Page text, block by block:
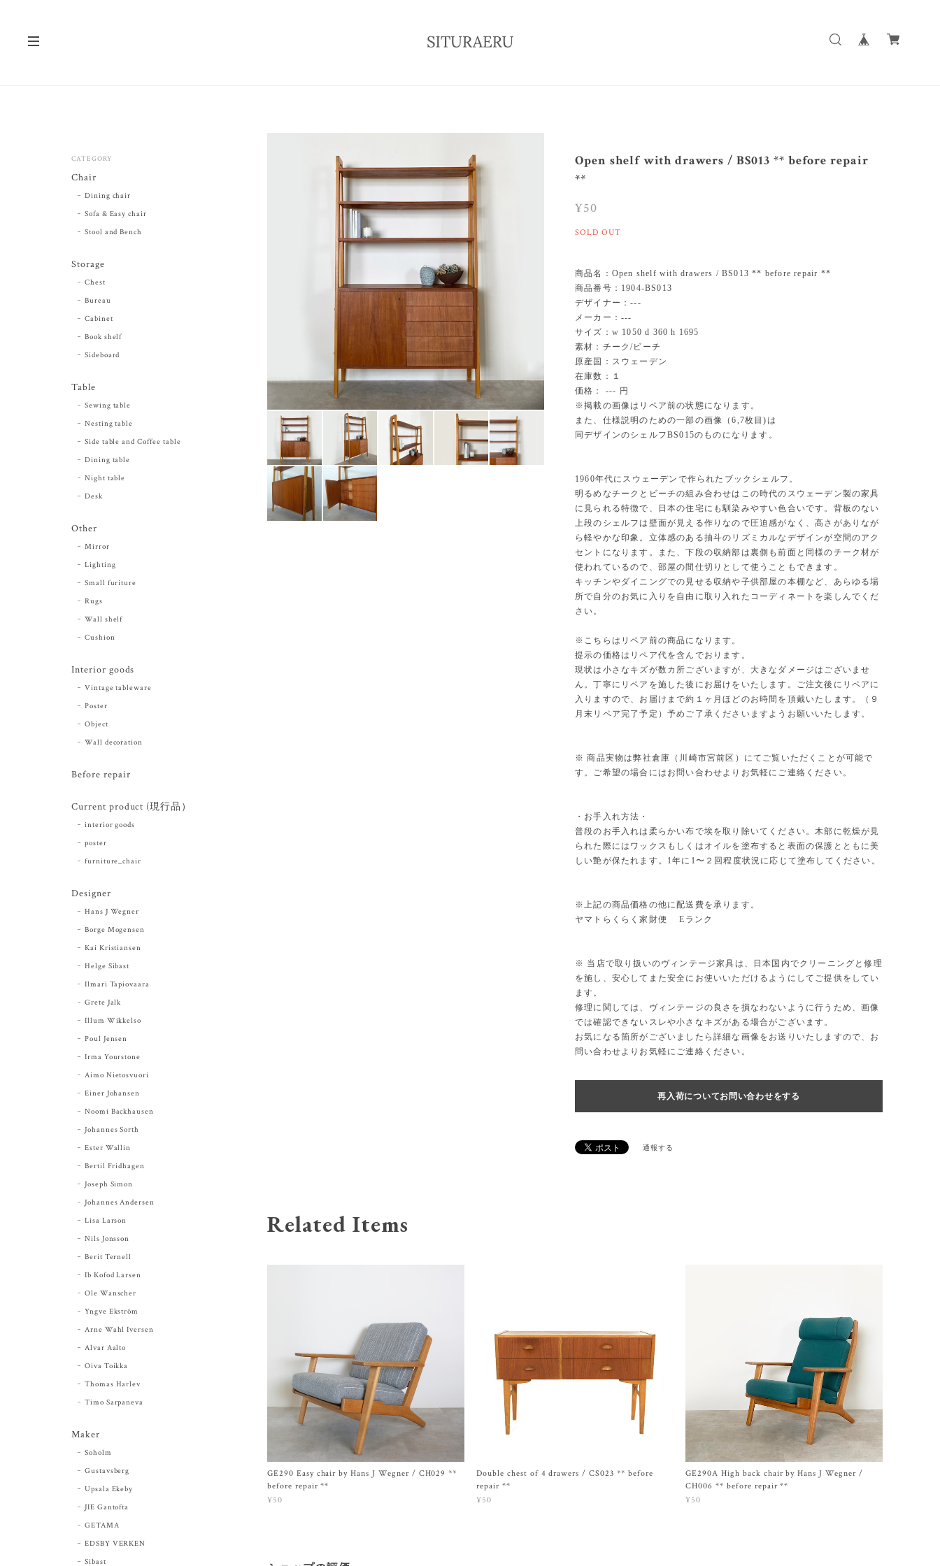
Open shelf with drawers / BS013 ** before repair
**
¥50
SOLD OUT
商品名：Open shelf with drawers / BS013 ** before repair **
商品番号：1904-BS013
デザイナー：---
メーカー：---
サイズ：w 1050 d 360 h 1695
素材：チーク/ビーチ
原産国：スウェーデン
在庫数：１
価格： --- 円
※掲載の画像はリペア前の状態になります。
また、仕様説明のための一部の画像（6,7枚目)は
同デザインのシェルフBS015のものになります。
1960年代にスウェーデンで作られたブックシェルフ。
明るめなチークとビーチの組み合わせはこの時代のスウェーデン製の家具
に見られる特徴で、日本の住宅にも馴染みやすい色合いです。背板のない
上段のシェルフは壁面が見える作りなので圧迫感がなく、高さがありなが
ら軽やかな印象。立体感のある抽斗のリズミカルなデザインが空間のアク
セントになります。また、下段の収納部は裏側も前面と同様のチーク材が
使われているので、部屋の間仕切りとして使うこともできます。
キッチンやダイニングでの見せる収納や子供部屋の本棚など、あらゆる場
所で自分のお気に入りを自由に取り入れたコーディネートを楽しんでくだ
さい。
※こちらはリペア前の商品になります。
提示の価格はリペア代を含んでおります。
現状は小さなキズが数カ所ございますが、大きなダメージはございませ
ん。丁寧にリペアを施した後にお届けをいたします。ご注文後にリペアに
入りますので、お届けまで約１ヶ月ほどのお時間を頂戴いたします。（９
月末リペア完了予定）予めご了承くださいますようお願いいたします。
※ 商品実物は弊社倉庫（川崎市宮前区）にてご覧いただくことが可能で
す。ご希望の場合にはお問い合わせよりお気軽にご連絡ください。
・お手入れ方法・
普段のお手入れは柔らかい布で埃を取り除いてください。木部に乾燥が見
られた際にはワックスもしくはオイルを塗布すると表面の保護とともに美
しい艶が保たれます。1年に1〜２回程度状況に応じて塗布してください。
※上記の商品価格の他に配送費を承ります。
ヤマトらくらく家財便 Eランク
※ 当店で取り扱いのヴィンテージ家具は、日本国内でクリーニングと修理
を施し、安心してまた安全にお使いいただけるようにしてご提供をしてい
ます。
修理に関しては、ヴィンテージの良さを損なわないように行うため、画像
では確認できないスレや小さなキズがある場合がございます。
お気になる箇所がございましたら詳細な画像をお送りいたしますので、お
問い合わせよりお気軽にご連絡ください。
再入荷についてお問い合わせをする
通報する
Related Items
GE290 Easy chair by Hans J Wegner / CH029 **
before repair **
¥50
Double chest of 4 drawers / CS023 ** before
repair **
¥50
GE290A High back chair by Hans J Wegner /
CH006 ** before repair **
¥50
CATEGORY
Chair
Dining chair
Sofa & Easy chair
Stool and Bench
Storage
Chest
Bureau
Cabinet
Book shelf
Sideboard
Table
Sewing table
Nesting table
Side table and Coffee table
Dining table
Night table
Desk
Other
Mirror
Lighting
Small furiture
Rugs
Wall shelf
Cushion
Interior goods
Vintage tableware
Poster
Object
Wall decoration
Before repair
Current product (現行品）
interior goods
poster
furniture_chair
Designer
Hans J Wegner
Borge Mogensen
Kai Kristiansen
Helge Sibast
Ilmari Tapiovaara
Grete Jalk
Illum Wikkelso
Poul Jensen
Irma Yourstone
Aimo Nietosvuori
Einer Johansen
Noomi Backhausen
Johannes Sorth
Ester Wallin
Bertil Fridhagen
Joseph Simon
Johannes Andersen
Lisa Larson
Nils Jonsson
Berit Ternell
Ib Kofod Larsen
Ole Wanscher
Yngve Ekström
Arne Wahl Iversen
Alvar Aalto
Oiva Toikka
Thomas Harlev
Timo Sarpaneva
Maker
Soholm
Gustavsberg
Upsala Ekeby
JIE Gantofta
GETAMA
EDSBY VERKEN
Sibast